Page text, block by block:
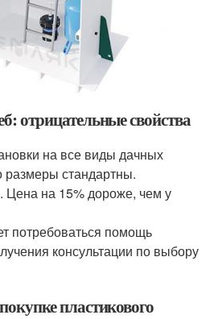
отрицательные свойства
на все виды дачных
размеры стандартны.
Цена на 15% дороже, чем у
потребоваться помощь
консультации по выбору
пластикового